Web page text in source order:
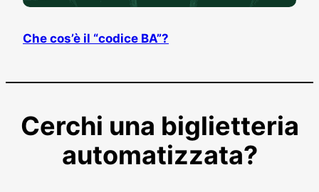
Che cos’è il “codice BA”?
Cerchi una biglietteria
automatizzata?